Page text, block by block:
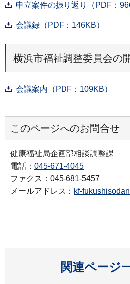
申立案件の振り返り（PDF：
会議録（PDF：146KB）
横浜市福祉調整委員会の
会議案内（PDF：109KB）
このページへのお問合せ
健康福祉局企画部相談調整課
電話： 045-671-4045
ファクス：045-681-5457
メールアドレス： kf-
関連ページ
開